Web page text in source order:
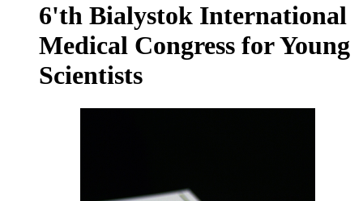
6'th Bialystok International
Medical Congress for Young
Scientists